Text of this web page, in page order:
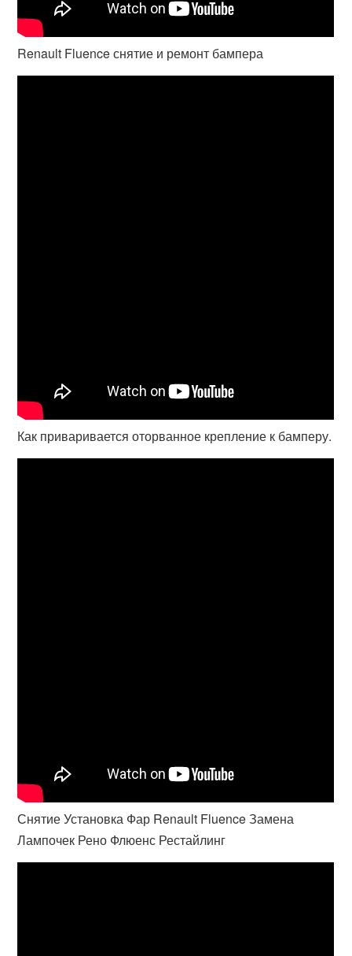
Renault Fluence снятие и ремонт бампера
Как приваривается оторванное крепление к бамперу.
Снятие Установка Фар Renault Fluence Замена
Лампочек Рено Флюенс Рестайлинг